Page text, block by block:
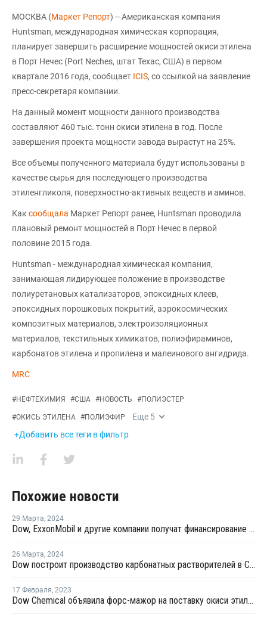
МОСКВА (Маркет Репорт) -- Американская компания
Huntsman, международная химическая корпорация,
планирует завершить расширение мощностей окиси этилена
в Порт Нечес (Port Neches, штат Техас, США) в первом
квартале 2016 года, сообщает ICIS, со ссылкой на заявление
пресс-секретаря компании.
На данный момент мощности данного производства
составляют 460 тыс. тонн окиси этилена в год. После
завершения проекта мощности завода вырастут на 25%.
Все объемы полученного материала будут использованы в
качестве сырья для последующего производства
этиленгликоля, поверхностно-активных веществ и аминов.
Как сообщала Маркет Репорт ранее, Huntsman проводила
плановый ремонт мощностей в Порт Нечес в первой
половине 2015 года.
Huntsman - международная химическая компания,
занимающая лидирующее положение в производстве
полиуретановых катализаторов, эпоксидных клеев,
эпоксидных порошковых покрытий, аэрокосмических
композитных материалов, электроизоляционных
материалов, текстильных химикатов, полиэфираминов,
карбонатов этилена и пропилена и малеинового ангидрида.
MRC
#НЕФТЕХИМИЯ #США #НОВОСТЬ #ПОЛИЭСТЕР
#ОКИСЬ ЭТИЛЕНА #ПОЛИЭФИР Еще 5
+Добавить все теги в фильтр
Похожие новости
29 Марта, 2024
Dow, ExxonMobil и другие компании получат финансирование за декарбонизацию
26 Марта, 2024
Dow построит производство карбонатных растворителей в США
17 Февраля, 2023
Dow Chemical объявила форс-мажор на поставку окиси этилена и этиленгликоля в США